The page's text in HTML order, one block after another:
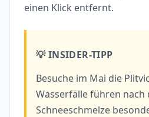
einen Klick entfernt.
💡 INSIDER-TIPP
Besuche im Mai die
Wasserfälle führen nach
Schneeschmelze